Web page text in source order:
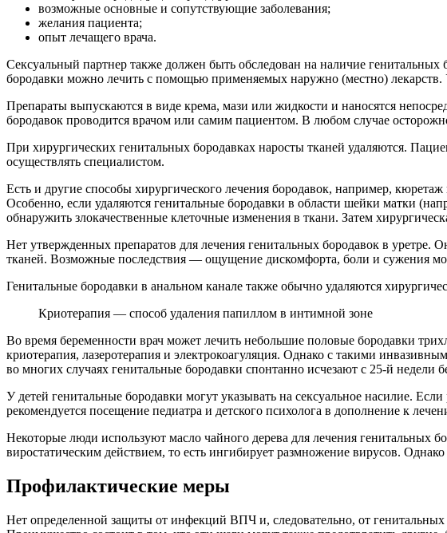
возможные основные и сопутствующие заболевания;
желания пациента;
опыт лечащего врача.
Сексуальный партнер также должен быть обследован на наличие
бородавки можно лечить с помощью применяемых наружно (местно)
Препараты выпускаются в виде крема, мази или жидкости и наносятся
бородавок проводится врачом или самим пациентом. В любом случае
При хирургических генитальных бородавках наросты тканей удаляются.
осуществлять специалистом.
Есть и другие способы хирургического лечения бородавок, например,
Особенно, если удаляются генитальные бородавки в области шейки матки
обнаружить злокачественные клеточные изменения в ткани. Затем
Нет утвержденных препаратов для лечения генитальных бородавок в уретре.
тканей. Возможные последствия — ощущение дискомфорта, боли и сужения
Генитальные бородавки в анальном канале также обычно удаляются
Криотерапия — способ удаления папиллом в интимной зоне
Во время беременности врач может лечить небольшие половые бородавки
криотерапия, лазеротерапия и электрокоагуляция. Однако с такими
во многих случаях генитальные бородавки спонтанно исчезают с 25-й недели
У детей генитальные бородавки могут указывать на сексуальное насилие.
рекомендуется посещение педиатра и детского психолога в дополнение к
Некоторые люди используют масло чайного дерева для лечения генитальных
виростатическим действием, то есть ингибирует размножение вирусов.
Профилактические меры
Нет определенной защиты от инфекций ВПЧ и, следовательно, от